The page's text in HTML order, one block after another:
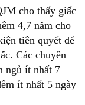
cho thấy giấc
4,7 năm cho
tiên quyết để
Các chuyên
ngủ ít nhất 7
ít nhất 5 ngày